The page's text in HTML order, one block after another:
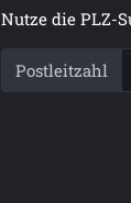
Nutze die PLZ-
Postleitzahl